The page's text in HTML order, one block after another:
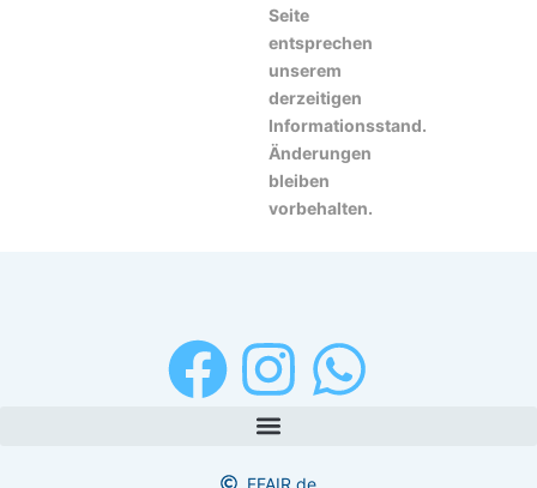
Seite
entsprechen
unserem
derzeitigen
Informationsstand.
Änderungen
bleiben
vorbehalten.
FFAIR.de
F I
n
W